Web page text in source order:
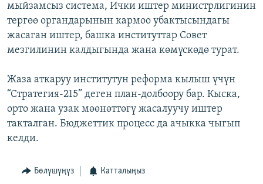
мыйзамсыз система, Ички иштер министрлигинин
тергөө органдарынын кармоо убактысындагы
жасаган иштер, башка институттар Совет
мезгилинин калдыгында жана көмүскөдө турат.
Жаза аткаруу институтун реформа кылыш үчүн
“Стратегия-215” деген план-долбоору бар. Кыска,
орто жана узак мөөнөттөгү жасалуучу иштер
такталган. Бюджеттик процесс да ачыкка чыгып
келди.
Бөлүшүңүз Катталыңыз